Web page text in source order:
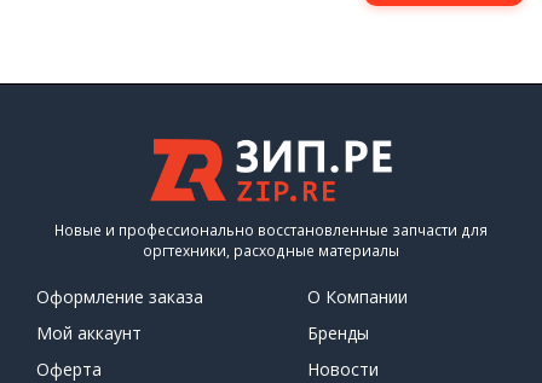
Новые и профессионально восстановленные запчасти для
оргтехники, расходные материалы
Оформление заказа
Мой аккаунт
Оферта
О Компании
Бренды
Новости